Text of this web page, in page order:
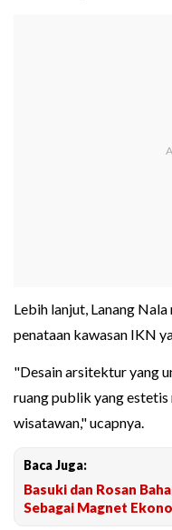
Lebih lanjut, Lanang
penataan kawasan IKN
"Desain arsitektur yang
ruang publik yang
wisatawan," ucapnya.
Baca Juga:
Basuki dan Rosan
Sebagai Magnet